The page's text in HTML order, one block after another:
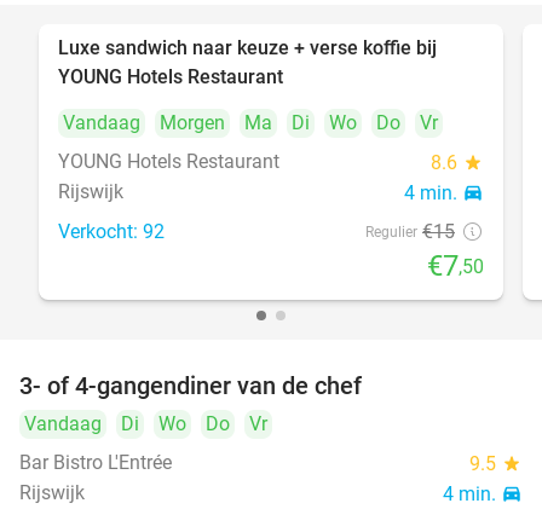
Luxe sandwich naar keuze + verse koffie bij
YOUNG Hotels Restaurant
Vandaag
Morgen Ma Di Wo Do
Vr
YOUNG Hotels Restaurant
8.6 star
Rijswijk 4 min. directions_car
Verkocht: 92 Regulier €15
€7,50
3- of 4-gangendiner van de chef
Vandaag Di Wo Do
Vr
Bar Bistro L'Entrée
9.5 star
Rijswijk 4 min. directions_car